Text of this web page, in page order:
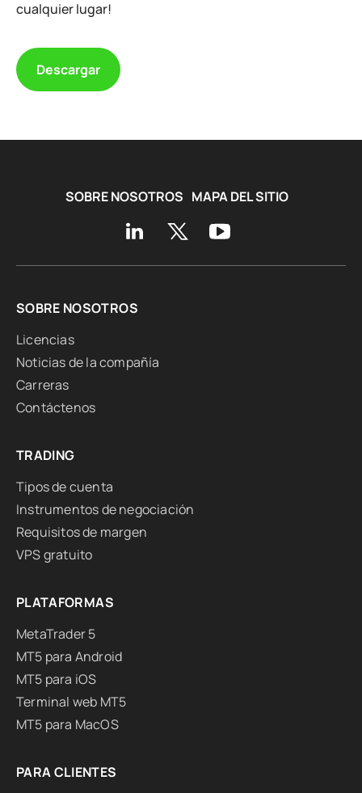
cualquier lugar!
Descargar
SOBRE NOSOTROS MAPA DEL SITIO
SOBRE NOSOTROS
Licencias
Noticias de la compañía
Carreras
Contáctenos
TRADING
Tipos de cuenta
Instrumentos de negociación
Requisitos de margen
VPS gratuito
PLATAFORMAS
MetaTrader 5
MT5 para Android
MT5 para iOS
Terminal web MT5
MT5 para MacOS
PARA CLIENTES